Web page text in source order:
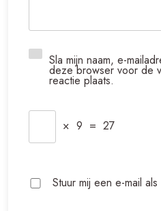
Sla mijn naam, e-
deze browser voor de
reactie plaats.
× 9 = 27
Stuur mij een e-mail